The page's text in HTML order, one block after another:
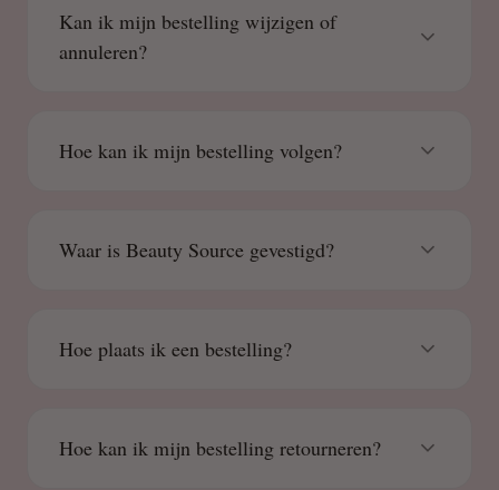
Kan ik mijn bestelling wijzigen of
annuleren?
Hoe kan ik mijn bestelling volgen?
Waar is Beauty Source gevestigd?
Hoe plaats ik een bestelling?
Hoe kan ik mijn bestelling retourneren?